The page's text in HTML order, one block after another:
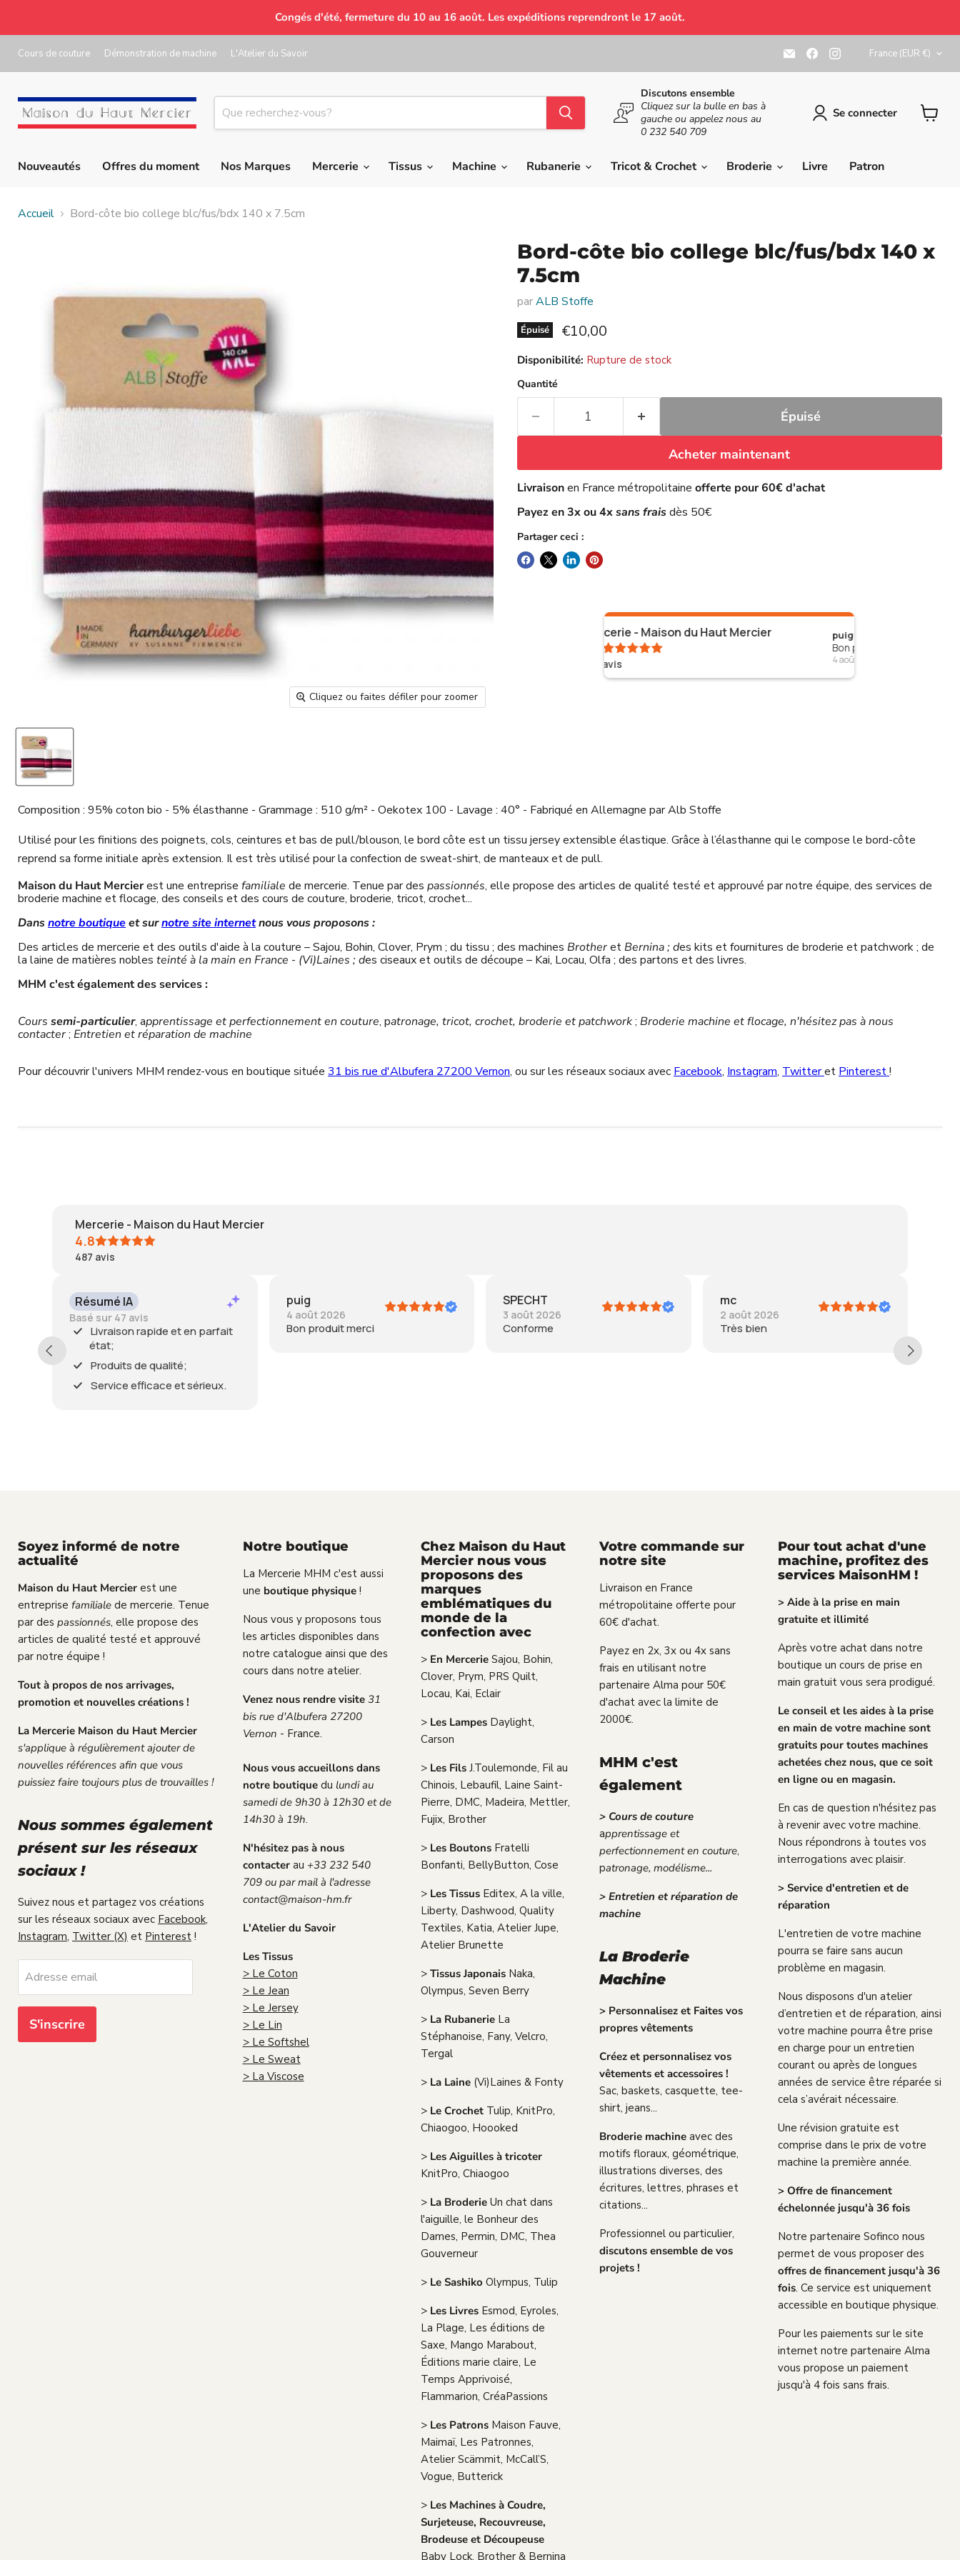
Congés d'été, fermeture du 10 au 16 août. Les expéditions reprendront le 17 août.
Cours de couture Démonstration de machine L'Atelier du Savoir
Email
Maison
du
Trouvez-
nous
sur
Trouvez-
sur
Pays
France (EUR €)
Discutons ensemble
Cliquez sur la bulle en bas à
gauche ou appelez nous au
0 232 540 709
Se connecter
Nouveautés
Offres du moment Nos Marques Mercerie Tissus Machine Rubanerie Tricot & Crochet Broderie Livre Patron
Accueil Bord-côte bio college blc/fus/bdx 140 x 7.5cm
Cliquez ou faites défiler pour zoomer
Bord-côte bio college blc/fus/bdx 140 x
7.5cm
parALB Stoffe
Épuisé Prix actuel
€10,00
Disponibilité: Rupture de stock
Quantité
Épuisé
Acheter maintenant
Livraisonen France métropolitaine offerte pour 60€ d'achat
Payez en 3x ou 4xsans frais dès 50€
Partager ceci :
Mercerie - Maison du Haut Mercier puig
Composition : 95% coton bio - 5% élasthanne - Grammage : 510 g/m² - Oekotex 100 - Lavage : 40° - Fabriqué en Allemagne par Alb Stoffe
Utilisé pour les finitions des poignets, cols, ceintures et bas de pull/blouson, le bord côte est un tissu jersey extensible élastique. Grâce à l’élasthanne qui le compose le bord-côte
reprend sa forme initiale après extension. Il est très utilisé pour la confection de sweat-shirt, de manteaux et de pull.
Maison du Haut Mercierest une entreprise familiale de mercerie. Tenue par des passionnés, elle propose des articles de qualité testé et approuvé par notre équipe, des services de
broderie machine et flocage, des conseils et des cours de couture, broderie, tricot, crochet...
Dans notre boutiqueet surnotre site internetnous vous proposons :
Des articles de mercerie et des outils d'aide à la couture – Sajou, Bohin, Clover, Prym ; du tissu ; des machines BrotheretBernina ; des kits et fournitures de broderie et patchwork ; de
la laine de matières nobles teinté à la main en France - (Vi)Laines ; des ciseaux et outils de découpe – Kai, Locau, Olfa ; des partons et des livres.
MHM c'est également des services :
Cours semi-particulier, apprentissage et perfectionnement en couture, patronage, tricot, crochet, broderie et patchwork; Broderie machine et flocage, n'hésitez pas à nous
contacter; Entretien et réparation de machine
Pour découvrir l'univers MHM rendez-vous en boutique située 31 bis rue d'Albufera 27200 Vernon, ou sur les réseaux sociaux avecFacebook, Instagram, TwitteretPinterest!
Mercerie - Maison du Haut Mercier
4.8
487 avis
puig
4 août 2026
Bon produit merci
SPECHT
3 août 2026
Conforme
mc
2 août 2026
Très bien
SANBAR
24 juillet 2026
Colis reçu en parfait état, la veille
Soyez informé de notre
actualité
Maison du Haut Mercier est une
entreprise familiale de mercerie. Tenue
par des passionnés, elle propose des
articles de qualité testé et approuvé
par notre équipe !
Tout à propos de nos arrivages,
promotion et nouvelles créations !
La Mercerie Maison du Haut Mercier
s'applique à régulièrement ajouter de
nouvelles références afin que vous
puissiez faire toujours plus de trouvailles !
Nous sommes également
présent sur les réseaux
sociaux !
Suivez nous et partagez vos créations
sur les réseaux sociaux avec Facebook,
Instagram, Twitter (X) et Pinterest !
Adresse email
S'inscrire
Notre boutique
La Mercerie MHM c'est aussi
une boutique physique!
Nous vous y proposons tous
les articles disponibles dans
notre catalogue ainsi que des
cours dans notre atelier.
Venez nous rendre visite 31
bis rue d'Albufera 27200
Vernon - France.
Nous vous accueillons dans
notre boutiquedu lundi au
samedi de 9h30 à 12h30 et de
14h30 à 19h.
N'hésitez pas à nous
contacterau +33 232 540
709 ou par mail à l'adresse
contact@maison-hm.fr
L'Atelier du Savoir
Les Tissus
> Le Coton
> Le Jean
> Le Jersey
> Le Lin
> Le Softshel
> Le Sweat
> La Viscose
Chez Maison du Haut
Mercier nous vous
proposons des
marques
emblématiques du
monde de la
confection avec
> En Mercerie Sajou, Bohin,
Clover, Prym, PRS Quilt,
Locau, Kai, Eclair
> Les Lampes Daylight,
Carson
> Les Fils J.Toulemonde, Fil au
Chinois, Lebaufil, Laine Saint-
Pierre, DMC, Madeira, Mettler,
Fujix, Brother
> Les Boutons Fratelli
Bonfanti, BellyButton, Cose
> Les Tissus Editex, A la ville,
Liberty, Dashwood, Quality
Textiles, Katia, Atelier Jupe,
Atelier Brunette
>Tissus Japonais Naka,
Olympus, Seven Berry
> La Rubanerie La
Stéphanoise, Fany, Velcro,
Tergal
> La Laine (Vi)Laines & Fonty
> Le Crochet Tulip, KnitPro,
Chiaogoo, Hoooked
> Les Aiguilles à tricoter
KnitPro, Chiaogoo
> La Broderie Un chat dans
l'aiguille, le Bonheur des
Dames, Permin, DMC, Thea
Gouverneur
> Le Sashiko Olympus, Tulip
> Les Livres Esmod, Eyroles,
La Plage, Les éditions de
Saxe, Mango Marabout,
Éditions marie claire, Le
Temps Apprivoisé,
Flammarion, CréaPassions
> Les Patrons Maison Fauve,
Maimaï, Les Patronnes,
Atelier Scämmit, McCall’S,
Vogue, Butterick
> Les Machines à Coudre,
Surjeteuse, Recouvreuse,
Brodeuse et Découpeuse
Baby Lock, Brother & Bernina
Votre commande sur
notre site
Livraison en France
métropolitaine offerte pour
60€ d'achat.
Payez en 2x, 3x ou 4x sans
frais en utilisant notre
partenaire Alma pour 50€
d'achat avec la limite de
2000€.
MHM c'est
également
> Cours de couture
apprentissage et
perfectionnement en couture,
patronage, modélisme...
> Entretien et réparation de
machine
La Broderie
Machine
> Personnalisez et Faites vos
propres vêtements
Créez et personnalisez vos
vêtements et accessoires !
Sac, baskets, casquette, tee-
shirt, jeans...
Broderie machine avec des
motifs floraux, géométrique,
illustrations diverses, des
écritures, lettres, phrases et
citations...
Professionnel ou particulier,
discutons ensemble de vos
projets !
Pour tout achat d'une
machine, profitez des
services MaisonHM !
> Aide à la prise en main
gratuite et illimité
Après votre achat dans notre
boutique un cours de prise en
main gratuit vous sera prodigué.
Le conseil et les aides à la prise
en main de votre machine sont
gratuits pour toutes machines
achetées chez nous, que ce soit
en ligne ou en magasin.
En cas de question n'hésitez pas
à revenir avec votre machine.
Nous répondrons à toutes vos
interrogations avec plaisir.
> Service d'entretien et de
réparation
L'entretien de votre machine
pourra se faire sans aucun
problème en magasin.
Nous disposons d'un atelier
d’entretien et de réparation, ainsi
votre machine pourra être prise
en charge pour un entretien
courant ou après de longues
années de service être réparée si
cela s’avérait nécessaire.
Une révision gratuite est
comprise dans le prix de votre
machine la première année.
> Offre de financement
échelonnée jusqu'à 36 fois
Notre partenaire Sofinco nous
permet de vous proposer des
offres de financement jusqu'à 36
fois. Ce service est uniquement
accessible en boutique physique.
Pour les paiements sur le site
internet notre partenaire Alma
vous propose un paiement
jusqu'à 4 fois sans frais.